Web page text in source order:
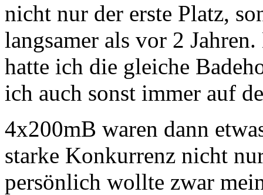
nicht nur der erste Platz,
langsamer als vor 2
hatte ich die gleiche
ich auch sonst immer auf
4x200mB waren dann
starke Konkurrenz nicht
persönlich wollte zwar